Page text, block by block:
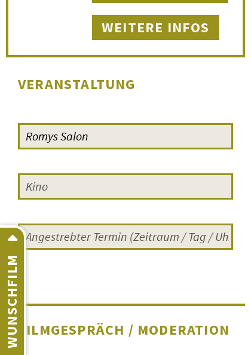
WUNSCHFILM
WEITERE INFOS
VERANSTALTUNG
FILMGESPRÄCH / MODERATION